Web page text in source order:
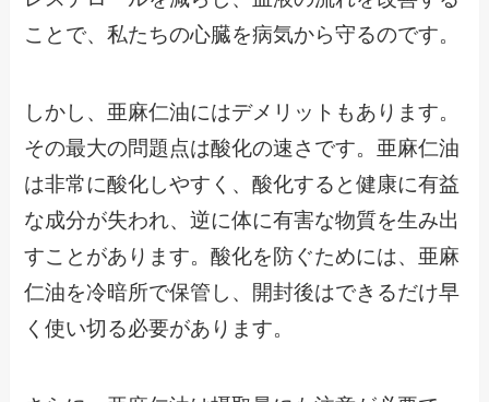
ことで、私たちの心臓を病気から守るのです。
しかし、亜麻仁油にはデメリットもあります。
その最大の問題点は酸化の速さです。亜麻仁油
は非常に酸化しやすく、酸化すると健康に有益
な成分が失われ、逆に体に有害な物質を生み出
すことがあります。酸化を防ぐためには、亜麻
仁油を冷暗所で保管し、開封後はできるだけ早
く使い切る必要があります。